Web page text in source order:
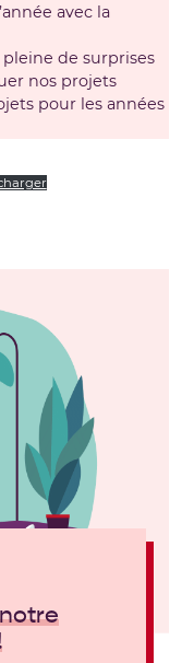
avec la
pleine de surprises
nos projets
pour les années